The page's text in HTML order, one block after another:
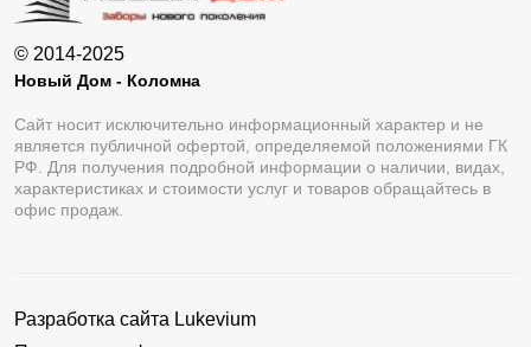
© 2014-2025
Новый Дом - Коломна
Сайт носит исключительно информационный характер и не
является публичной офертой, определяемой положениями ГК
РФ. Для получения подробной информации о наличии, видах,
характеристиках и стоимости услуг и товаров обращайтесь в
офис продаж.
Разработка сайта Lukevium